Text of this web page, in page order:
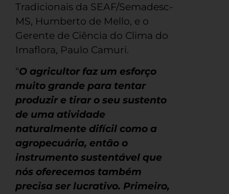
Tradicionais da SEAF/Semadesc-
MS, Humberto de Mello, e o
Gerente de Ciência do Clima do
Imaflora, Paulo Camuri.
“O agricultor faz um esforço
muito grande para tentar
produzir e tirar o seu sustento
de uma atividade
naturalmente difícil como a
agropecuária, então o
instrumento sustentável que
nós oferecemos também
precisa ser lucrativo. Primeiro,